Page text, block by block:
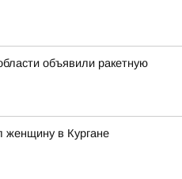
объявили ракетную
женщину в Кургане